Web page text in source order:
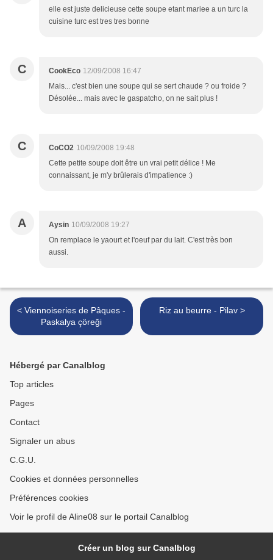
elle est juste delicieuse cette soupe etant mariee a un turc la
cuisine turc est tres tres bonne
C CookEco 12/09/2008 16:47
Mais... c'est bien une soupe qui se sert chaude ? ou froide ?
Désolée... mais avec le gaspatcho, on ne sait plus !
C CoCO2 10/09/2008 19:48
Cette petite soupe doit être un vrai petit délice ! Me
connaissant, je m'y brûlerais d'impatience :)
A Aysin 10/09/2008 19:27
On remplace le yaourt et l'oeuf par du lait. C'est très bon
aussi.
< Viennoiseries de Pâques -
Paskalya çöreği
Riz au beurre - Pilav >
Hébergé par Canalblog
Top articles
Pages
Contact
Signaler un abus
C.G.U.
Cookies et données personnelles
Préférences cookies
Voir le profil de Aline08 sur le portail Canalblog
Créer un blog sur Canalblog